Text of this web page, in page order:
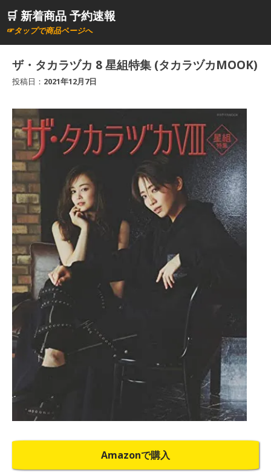
ン🛒 新着商品 予約速報
☞タップで商品ページへ
ザ・タカラヅカ 8 星組特集 (タカラヅカMOOK)
投稿日： 2021年12月7日
Amazonで購入